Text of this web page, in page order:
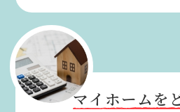
マイホームを